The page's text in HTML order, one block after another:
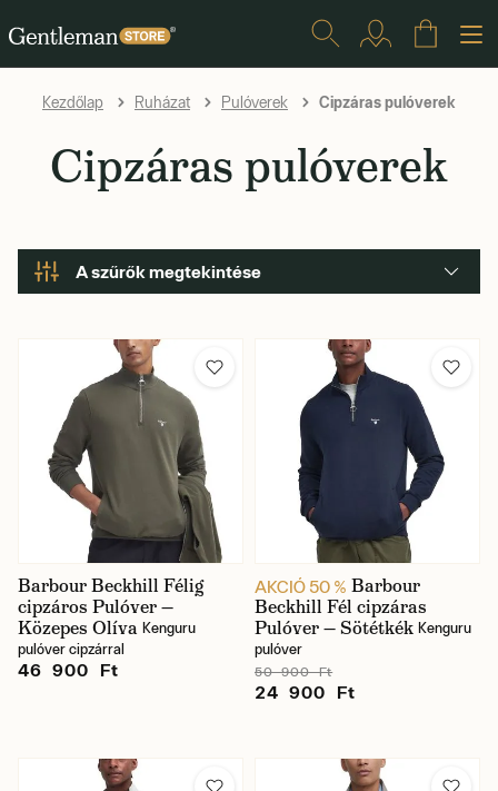
Kezdőlap Ruházat Pulóverek Cipzáras pulóverek
Cipzáras pulóverek
A szűrők megtekintése
Méret
Szín
Nyakkivágás típusa
Ár
Raktáron
Barbour Beckhill Félig
cipzáros Pulóver —
Közepes Olíva Kenguru
pulóver cipzárral
46 900 Ft
AKCIÓ 50 % Barbour
Beckhill Fél cipzáras
Pulóver — Sötétkék Kenguru
pulóver
50 900 Ft
24 900 Ft